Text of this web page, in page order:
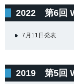
2022 第6回
7月11日発表
2019 第5回